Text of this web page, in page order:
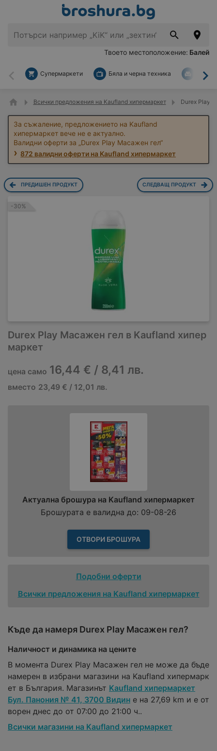
Твоето местоположение: Балей
Назад
Супермаркети Бяла и черна техника За
Всички предложения на Kaufland хипермаркет Durex Play
За съжаление, предложението на Kaufland
хипермаркет вече не е актуално.
Валидни оферти за „Durex Play Масажен гел“
872 валидни оферти на Kaufland хипермаркет
ПРЕДИШЕН ПРОДУКТ СЛЕДВАЩ ПРОДУКТ
-30%
Durex Play Масажен гел в Kaufland хипер
маркет
цена само 16,44 € / 8,41 лв.
вместо 23,49 € / 12,01 лв.
Актуална брошура на Kaufland хипермаркет
Брошурата е валидна до: 09-08-26
ОТВОРИ БРОШУРА
Подобни оферти
Всички предложения на Kaufland хипермаркет
Къде да намеря Durex Play Масажен гел?
Наличност и динамика на цените
В момента Durex Play Масажен гел не може да бъде
намерен в избрани магазини на Kaufland хипермарк
ет в България. Магазинът Kaufland хипермаркет
Бул. Панония № 41, 3700 Видин е на 27,69 km и е от
ворен днес до от 07:00 до 21:00 ч..
Всички магазини на Kaufland хипермаркет